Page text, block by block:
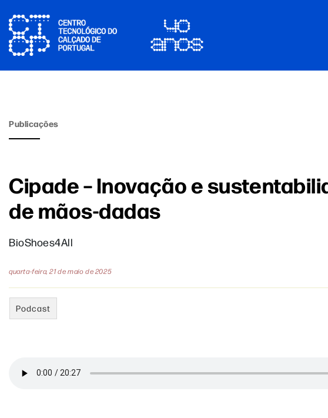
Publicações
Cipade – Inovação e
de mãos-dadas
BioShoes4All
quarta-feira, 21 de maio de 2025
Podcast